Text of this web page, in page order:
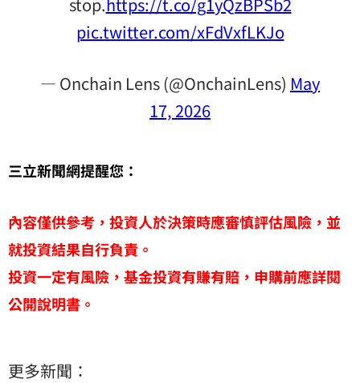
pic.twitter.com/xFdVxfLKJo
— Onchain Lens (@OnchainLens) May
17, 2026
三立新聞網提醒您：
內容僅供參考，投資人於決策時應審慎評估風險，並
就投資結果自行負責。
投資一定有風險，基金投資有賺有賠，申購前應詳閱
公開說明書。
更多新聞：